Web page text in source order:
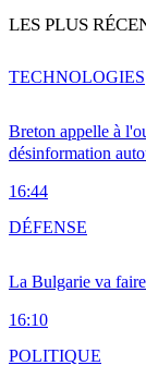
LES PLUS
Breton appelle à
désinformation
16:44
TECHNOLOGIES
La Bulgarie va
16:10
DÉFENSE
POLITIQUE